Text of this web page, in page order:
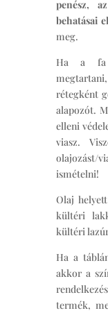
penész,
behatásai
meg.
Ha a fa
rétegként
alapozót.
elleni
viasz.
olajozást/
ismételni!
Olaj
kültéri
kültéri
Ha a
akkor a
termék,